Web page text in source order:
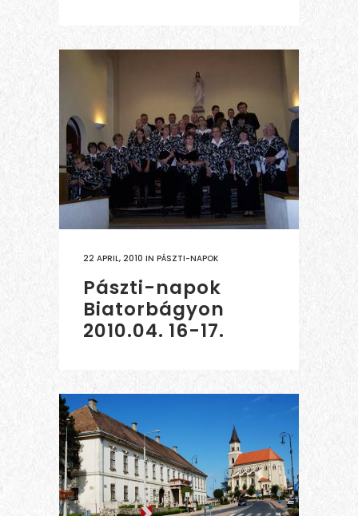
22 APRIL, 2010 IN PÁSZTI-NAPOK
Pászti-napok
Biatorbágyon
2010.04. 16-17.